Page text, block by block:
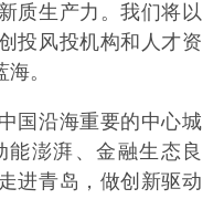
质生产力。我们将以
投风投机构和人才资
。
国沿海重要的中心城
澎湃、金融生态良
进青岛，做创新驱动